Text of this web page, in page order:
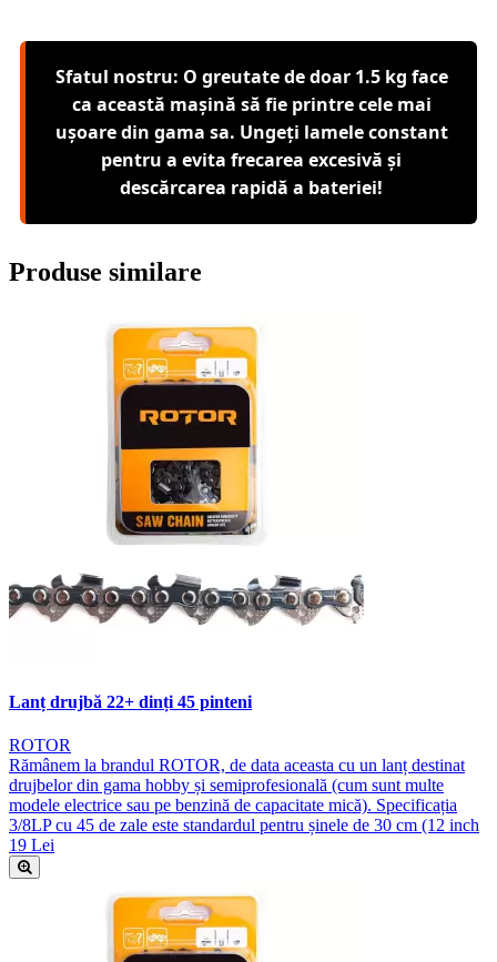
Sfatul nostru: O greutate de doar 1.5 kg face
ca această mașină să fie printre cele mai
ușoare din gama sa. Ungeți lamele constant
pentru a evita frecarea excesivă și
descărcarea rapidă a bateriei!
Produse similare
Lanț drujbă 22+ dinți 45 pinteni
ROTOR
Rămânem la brandul ROTOR, de data aceasta cu un lanț destinat
drujbelor din gama hobby și semiprofesională (cum sunt multe
modele electrice sau pe benzină de capacitate mică). Specificația
3/8LP cu 45 de zale este standardul pentru șinele de 30 cm (12 inch
19 Lei